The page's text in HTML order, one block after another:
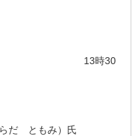
時30
ともみ）氏